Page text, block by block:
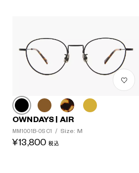
OWNDAYS | AIR
MM1001B-0S C1 / Size: M
¥13,800 税込